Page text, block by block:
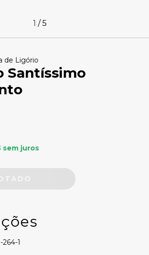
1 /5
de Ligório
Santíssimo
sem juros
1